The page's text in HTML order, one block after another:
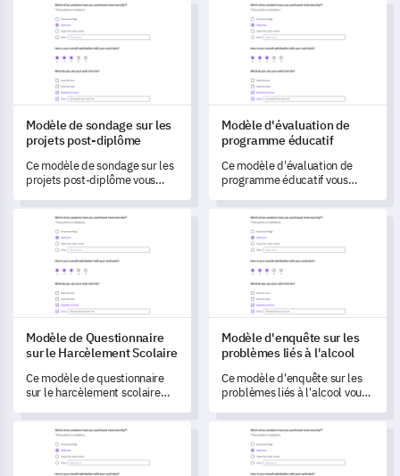
évaluation complète de vos
compétences et objectifs.
Modèle de sondage sur les projets post-diplôme
Modèle de sondage sur les
projets post-diplôme
Ce modèle de sondage sur les
projets post-diplôme vous
les aspirations et les besoins
professionnels de vos
étudiants après l'obtention de
leur diplôme.
Modèle d'évaluation de
Modèle d'évaluation de
programme éducatif
Ce modèle d'évaluation de
programme éducatif vous
de votre programme éducatif
et de comprendre les
perceptions des participants.
Modèle de Questionnaire sur le Harcèlement Scolaire
Modèle de Questionnaire
sur le Harcèlement Scolaire
Ce modèle de questionnaire
sur le harcèlement scolaire
en profondeur l'environnement
scolaire de l'élève et son
expérience de harcèlement.
Modèle d'enquête sur les
Modèle d'enquête sur les
problèmes liés à l'alcool
Ce modèle d'enquête sur les
problèmes liés à l'alcool vous
des problèmes liés à l'alcool
sur les individus et la société.
Modèle de Formulaire d'Engagement des Employés
Modèle de retour